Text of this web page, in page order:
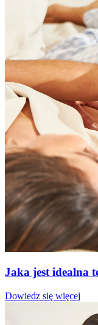
Jaka jest idealna
Dowiedz się więcej